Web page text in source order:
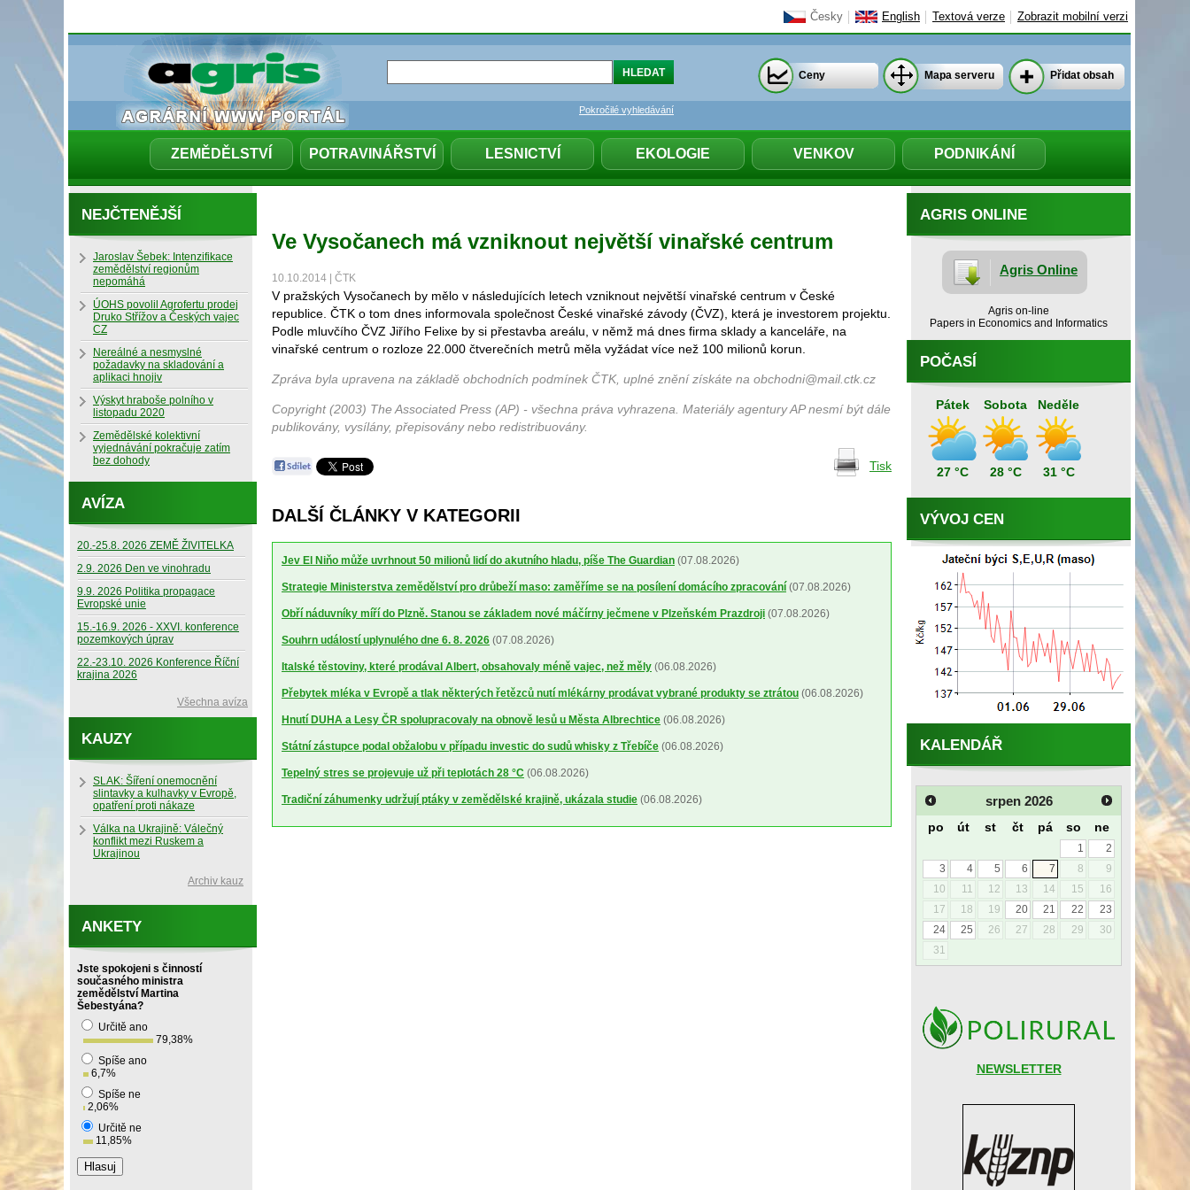
Česky English Textová verze Zobrazit mobilní verzi
ZEMĚDĚLSTVÍ POTRAVINÁŘSTVÍ LESNICTVÍ EKOLOGIE VENKOV PODNIKÁNÍ
Pokročilé vyhledávání
Ceny Mapa serveru Přidat obsah
Ve Vysočanech má vzniknout největší vinařské centrum
10.10.2014 | ČTK
V pražských Vysočanech by mělo v následujících letech vzniknout největší vinařské centrum v České
republice. ČTK o tom dnes informovala společnost České vinařské závody (ČVZ), která je investorem projektu.
Podle mluvčího ČVZ Jiřího Felixe by si přestavba areálu, v němž má dnes firma sklady a kanceláře, na
vinařské centrum o rozloze 22.000 čtverečních metrů měla vyžádat více než 100 milionů korun.
Zpráva byla upravena na základě obchodních podmínek ČTK, uplné znění získáte na obchodni@mail.ctk.cz
Copyright (2003) The Associated Press (AP) - všechna práva vyhrazena. Materiály agentury AP nesmí být dále
publikovány, vysílány, přepisovány nebo redistribuovány.
Tisk
DALŠÍ ČLÁNKY V KATEGORII
Jev El Niňo může uvrhnout 50 milionů lidí do akutního hladu, píše The Guardian (07.08.2026)
Strategie Ministerstva zemědělství pro drůbeží maso: zaměříme se na posílení domácího zpracování (07.08.2026)
Obří náduvníky míří do Plzně. Stanou se základem nové máčírny ječmene v Plzeňském Prazdroji (07.08.2026)
Souhrn událostí uplynulého dne 6. 8. 2026 (07.08.2026)
Italské těstoviny, které prodával Albert, obsahovaly méně vajec, než měly (06.08.2026)
Přebytek mléka v Evropě a tlak některých řetězců nutí mlékárny prodávat vybrané produkty se ztrátou (06.08.2026)
Hnutí DUHA a Lesy ČR spolupracovaly na obnově lesů u Města Albrechtice (06.08.2026)
Státní zástupce podal obžalobu v případu investic do sudů whisky z Třebíče (06.08.2026)
Tepelný stres se projevuje už při teplotách 28 °C (06.08.2026)
Tradiční záhumenky udržují ptáky v zemědělské krajině, ukázala studie (06.08.2026)
AGRIS ONLINE
Agris Online
Agris on-line
Papers in Economics and Informatics
POČASÍ
Pátek
27 °C
Sobota
28 °C
Neděle
31 °C
VÝVOJ CEN
KALENDÁŘ
srpen 2026
po út st čt pá so ne
1
2
3
4 5 6 7 8
9
10
11 12 13 14 15
16
17
18 19 20 21 22
23
24
25 26 27 28 29
30
31
NEWSLETTER
NEJČTENĚJŠÍ
Jaroslav Šebek: Intenzifikace
zemědělství regionům
nepomáhá
ÚOHS povolil Agrofertu prodej
Druko Střížov a Českých vajec
CZ
Nereálné a nesmyslné
požadavky na skladování a
aplikaci hnojiv
Výskyt hraboše polního v
listopadu 2020
Zemědělské kolektivní
vyjednávání pokračuje zatím
bez dohody
AVÍZA
20.-25.8. 2026 ZEMĚ ŽIVITELKA
2.9. 2026 Den ve vinohradu
9.9. 2026 Politika propagace
Evropské unie
15.-16.9. 2026 - XXVI. konference
pozemkových úprav
22.-23.10. 2026 Konference Říční
krajina 2026
Všechna avíza
KAUZY
SLAK: Šíření onemocnění
slintavky a kulhavky v Evropě,
opatření proti nákaze
Válka na Ukrajině: Válečný
konflikt mezi Ruskem a
Ukrajinou
Archiv kauz
ANKETY
Jste spokojeni s činností
současného ministra
zemědělství Martina
Šebestyána?
Určitě ano
79,38%
Spíše ano
6,7%
Spíše ne
2,06%
Určitě ne
11,85%